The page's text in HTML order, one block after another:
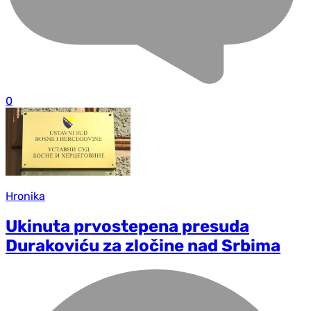
0
Hronika
Ukinuta prvostepena presuda
Durakoviću za zločine nad Srbima